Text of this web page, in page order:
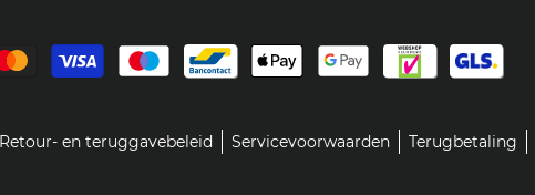
Retour- en teruggavebeleid Servicevoorwaarden Terugbetaling